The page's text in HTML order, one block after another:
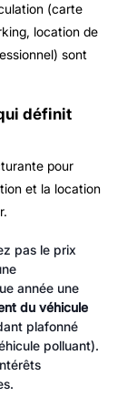
(carte
location de
sont
définit
pour
et la location
pas le prix
année une
du véhicule
plafonné
polluant).